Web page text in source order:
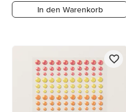
In den Warenkorb